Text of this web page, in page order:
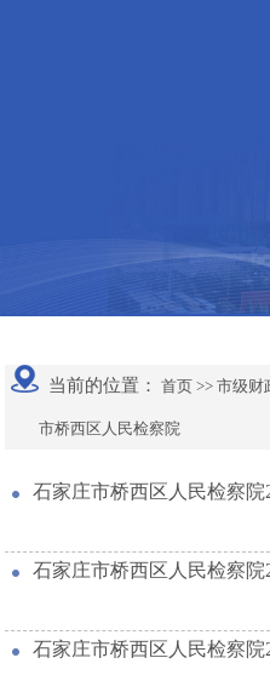
当前的位置： 首页 >> 市级财
市桥西区人民检察院
石家庄市桥西区人民检察
石家庄市桥西区人民检察
石家庄市桥西区人民检察